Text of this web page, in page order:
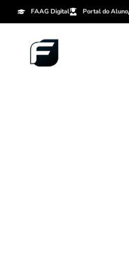
FAAG Digital Portal do Aluno